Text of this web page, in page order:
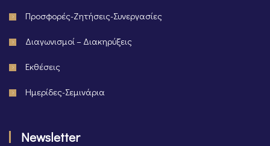
Προσφορές-Ζητήσεις-Συνεργασίες
Διαγωνισμοί – Διακηρύξεις
Εκθέσεις
Ημερίδες-Σεμινάρια
Newsletter